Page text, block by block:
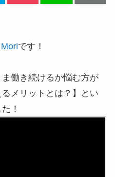
です！
働き続けるか悩む方が
メリットとは？】とい
！